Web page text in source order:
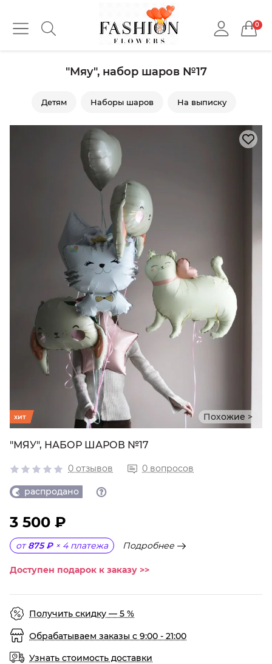
0
"Мяу", набор шаров №17
Детям Наборы шаров На выписку
Похожие >
хит
"МЯУ", НАБОР ШАРОВ №17
0 отзывов 0 вопросов
распродано
3 500 ₽
от 875 ₽ × 4 платежа Подробнее
Доступен подарок к заказу >>
Получить скидку — 5 %
Обрабатываем заказы с 9:00 - 21:00
Узнать стоимость доставки